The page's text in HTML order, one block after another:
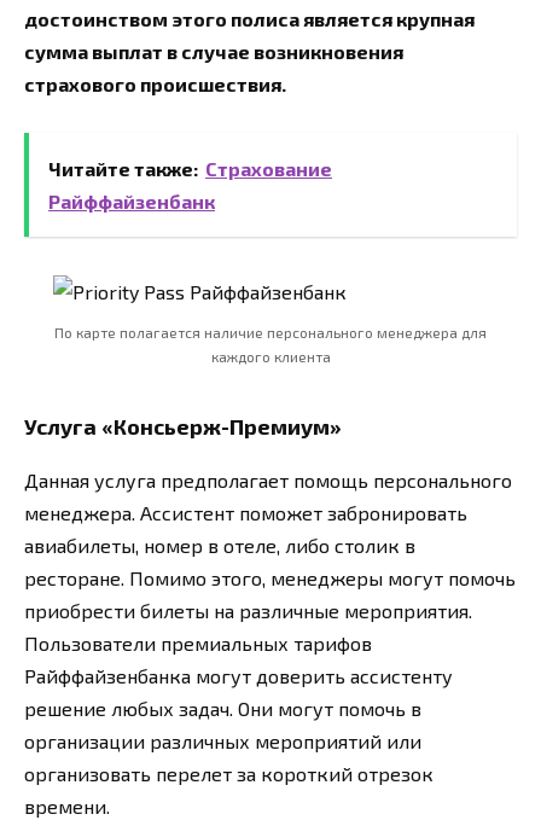
достоинством этого полиса является крупная
сумма выплат в случае возникновения
страхового происшествия.
Читайте также: Страхование
Райффайзенбанк
По карте полагается наличие персонального менеджера для
каждого клиента
Услуга «Консьерж-Премиум»
Данная услуга предполагает помощь персонального
менеджера. Ассистент поможет забронировать
авиабилеты, номер в отеле, либо столик в
ресторане. Помимо этого, менеджеры могут помочь
приобрести билеты на различные мероприятия.
Пользователи премиальных тарифов
Райффайзенбанка могут доверить ассистенту
решение любых задач. Они могут помочь в
организации различных мероприятий или
организовать перелет за короткий отрезок
времени.